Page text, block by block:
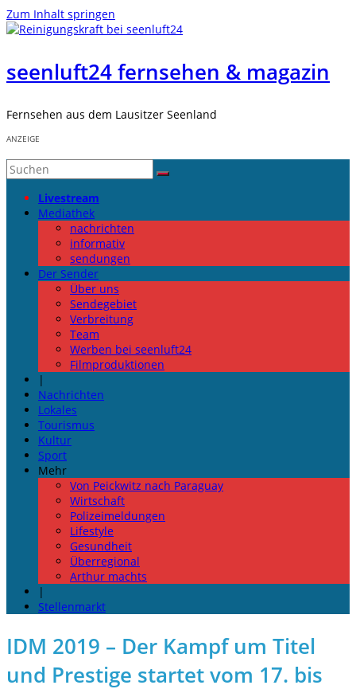
Zum Inhalt springen
seenluft24 fernsehen & magazin
Fernsehen aus dem Lausitzer Seenland
ANZEIGE
Livestream
Mediathek
nachrichten
informativ
sendungen
Der Sender
Über uns
Sendegebiet
Verbreitung
Team
Werben bei seenluft24
Filmproduktionen
|
Nachrichten
Lokales
Tourismus
Kultur
Sport
Mehr
Von Peickwitz nach Paraguay
Wirtschaft
Polizeimeldungen
Lifestyle
Gesundheit
Überregional
Arthur machts
|
Stellenmarkt
IDM 2019 – Der Kampf um Titel
und Prestige startet vom 17. bis